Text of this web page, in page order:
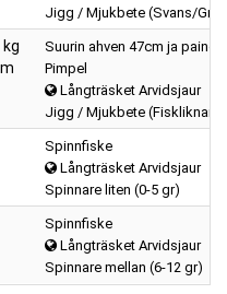
Jigg / Mjukbete (Svans/
kg
Suurin ahven 47cm ja paino
Pimpel
Långträsket Arvidsjaur
Jigg / Mjukbete
Spinnfiske
Långträsket Arvidsjaur
Spinnare liten (0-5 gr)
Spinnfiske
Långträsket Arvidsjaur
Spinnare mellan (6-12 gr)